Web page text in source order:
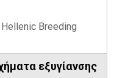
Hellenic Breeding
εξυγίανσης